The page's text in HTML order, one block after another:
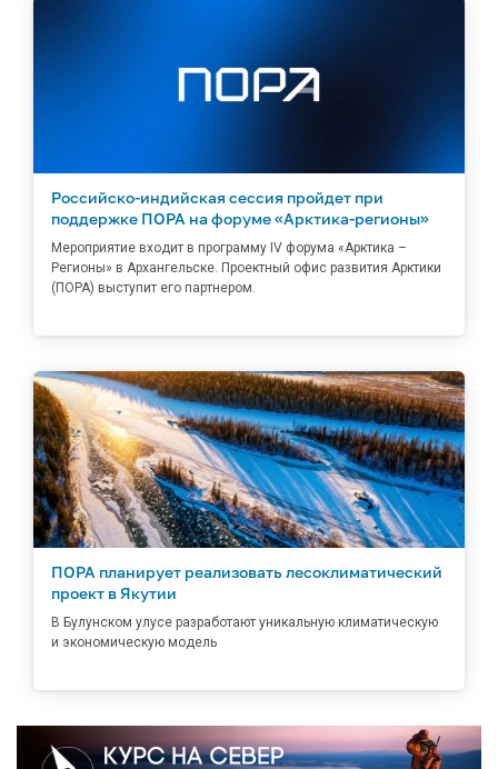
Российско-индийская сессия пройдет при
поддержке ПОРА на форуме «Арктика-регионы»
Мероприятие входит в программу IV форума «Арктика –
Регионы» в Архангельске. Проектный офис развития Арктики
(ПОРА) выступит его партнером.
ПОРА планирует реализовать лесоклиматический
проект в Якутии
В Булунском улусе разработают уникальную климатическую
и экономическую модель